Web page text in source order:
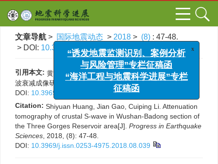
文章导航 > 国际地震动态 > 2018 > (8) : 47-48.
> DOI: 10.3969/j.issn.0253-4975.2018.08.039
引用本文: 黄世源, 高见, 李翠平. 三峡库区巫山—巴东段地壳S
波衰减成像研究[J]. 国际地震动态, 2018, (8): 47-48.
DOI: 10.3969/j.issn.0253-4975.2018.08.039
Citation: Shiyuan Huang, Jian Gao, Cuiping Li. Attenuation
tomography of crustal S-wave in Wushan-Badong section of
the Three Gorges Reservoir area[J]. Progress in Earthquake
Sciences , 2018, (8): 47-48.
DOI: 10.3969/j.issn.0253-4975.2018.08.039
x
与风险管理”专栏征稿函
“海洋工程与地震科学进展”专栏
征稿函